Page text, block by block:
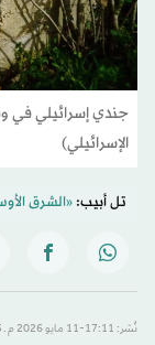
جندي إسرائيلي في
الإسرائيلي)
تل أبيب:«الشرق
نُشر: 17:11-11 مايو 2026 م ـ 25 ذو القِعدة 1447 هـ